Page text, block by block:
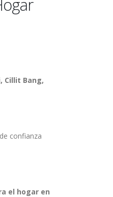
Cillit Bang,
confianza
el hogar en